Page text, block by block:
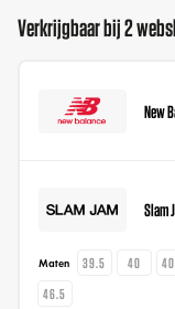
Verkrijgbaar bij 2
New
Slam
Maten 39.5 40
46.5